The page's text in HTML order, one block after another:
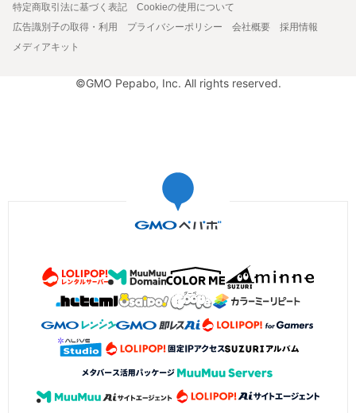
特定商取引法に基づく表記
Cookieの使用について
広告識別子の取得・利用
プライバシーポリシー 会社概要
採用情報
メディアキット
©GMO Pepabo, Inc. All rights reserved.